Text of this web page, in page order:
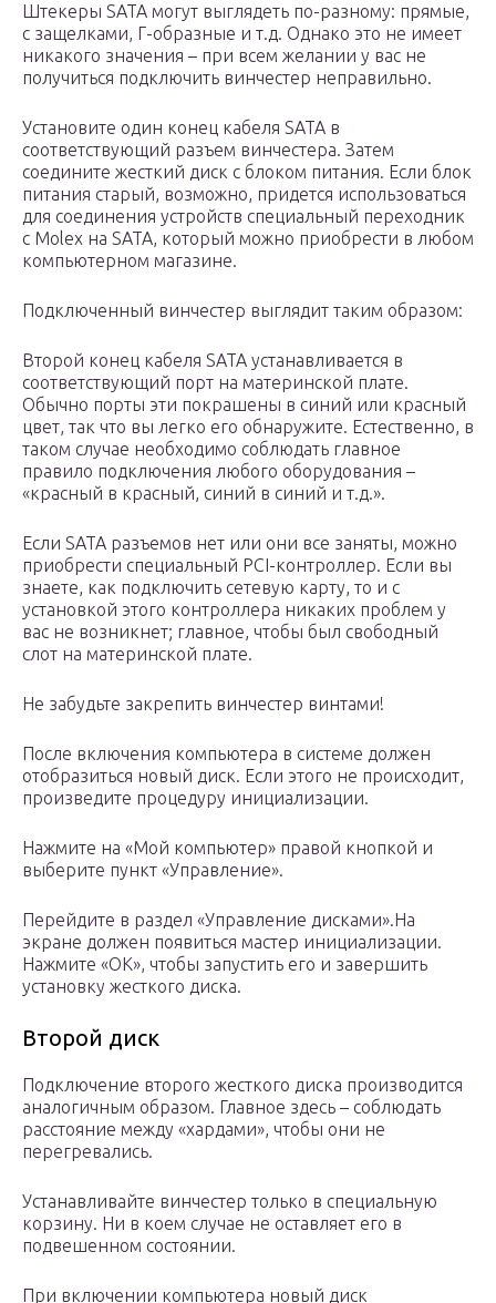
Штекеры SATA могут выглядеть по-разному: прямые,
с защелками, Г-образные и т.д. Однако это не имеет
никакого значения – при всем желании у вас не
получиться подключить винчестер неправильно.
Установите один конец кабеля SATA в
соответствующий разъем винчестера. Затем
соедините жесткий диск с блоком питания. Если блок
питания старый, возможно, придется использоваться
для соединения устройств специальный переходник
с Molex на SATA, который можно приобрести в любом
компьютерном магазине.
Подключенный винчестер выглядит таким образом:
Второй конец кабеля SATA устанавливается в
соответствующий порт на материнской плате.
Обычно порты эти покрашены в синий или красный
цвет, так что вы легко его обнаружите. Естественно, в
таком случае необходимо соблюдать главное
правило подключения любого оборудования –
«красный в красный, синий в синий и т.д.».
Если SATA разъемов нет или они все заняты, можно
приобрести специальный PCI-контроллер. Если вы
знаете, как подключить сетевую карту, то и с
установкой этого контроллера никаких проблем у
вас не возникнет; главное, чтобы был свободный
слот на материнской плате.
Не забудьте закрепить винчестер винтами!
После включения компьютера в системе должен
отобразиться новый диск. Если этого не происходит,
произведите процедуру инициализации.
Нажмите на «Мой компьютер» правой кнопкой и
выберите пункт «Управление».
Перейдите в раздел «Управление дисками».На
экране должен появиться мастер инициализации.
Нажмите «ОК», чтобы запустить его и завершить
установку жесткого диска.
Второй диск
Подключение второго жесткого диска производится
аналогичным образом. Главное здесь – соблюдать
расстояние между «хардами», чтобы они не
перегревались.
Устанавливайте винчестер только в специальную
корзину. Ни в коем случае не оставляет его в
подвешенном состоянии.
При включении компьютера новый диск